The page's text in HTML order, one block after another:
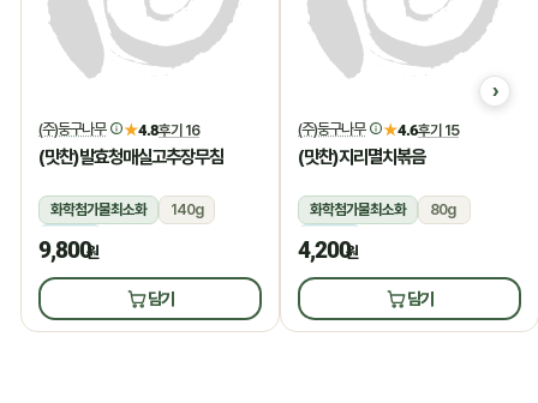
(주)둥구나무 ★4.8후기 16
(맛찬)발효청매실고추장무침
화학첨가물최소화
140g
냉장
9,800원
담기
(주)둥구나무 ★4.6후기 15
(맛찬)지리멸치볶음
화학첨가물최소화
80g
냉장
4,200원
담기